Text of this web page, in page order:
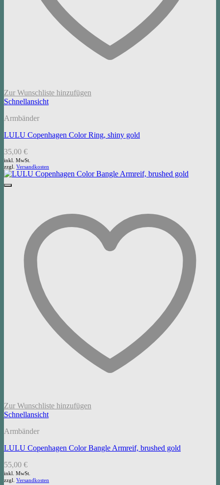
Zur Wunschliste hinzufügen
Schnellansicht
Armbänder
LULU Copenhagen Color Ring, shiny gold
35,00 €
inkl. MwSt.
zzgl. Versandkosten
Zur Wunschliste hinzufügen
Schnellansicht
Armbänder
LULU Copenhagen Color Bangle Armreif, brushed gold
55,00 €
inkl. MwSt.
zzgl. Versandkosten